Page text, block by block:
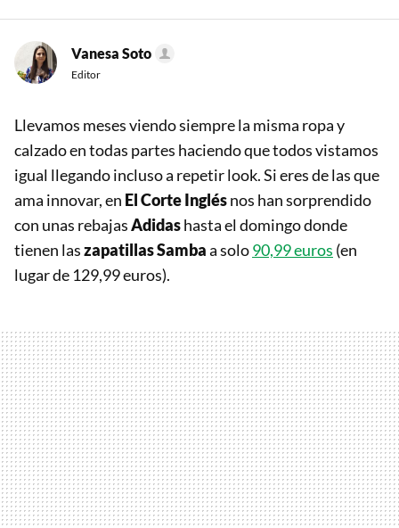
Vanesa Soto
Editor
Llevamos meses viendo siempre la misma ropa y
calzado en todas partes haciendo que todos vistamos
igual llegando incluso a repetir look. Si eres de las que
ama innovar, en El Corte Inglésnos han sorprendido
con unas rebajasAdidashasta el domingo donde
tienen laszapatillas Sambaa solo90,99 euros (en
lugar de 129,99 euros).